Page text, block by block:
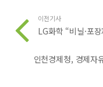
이전기사
LG화학 “비닐·포
인천경제청, 경제자